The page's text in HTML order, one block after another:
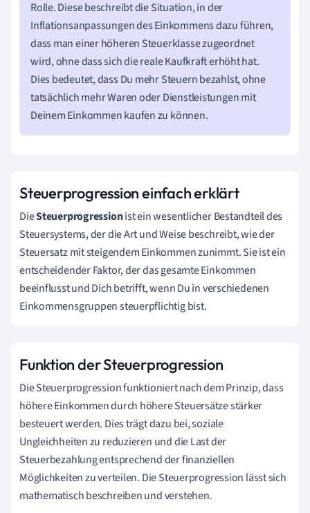
Rolle. Diese beschreibt die Situation, in der
Inflationsanpassungen des Einkommens dazu führen,
dass man einer höheren Steuerklasse zugeordnet
wird, ohne dass sich die reale Kaufkraft erhöht hat.
Dies bedeutet, dass Du mehr Steuern bezahlst, ohne
tatsächlich mehr Waren oder Dienstleistungen mit
Deinem Einkommen kaufen zu können.
Steuerprogression einfach erklärt
DieSteuerprogressionist ein wesentlicher Bestandteil des
Steuersystems, der die Art und Weise beschreibt, wie der
Steuersatz mit steigendem Einkommen zunimmt. Sie ist ein
entscheidender Faktor, der das gesamte Einkommen
beeinflusst und Dich betrifft, wenn Du in verschiedenen
Einkommensgruppen steuerpflichtig bist.
Funktion der Steuerprogression
Die Steuerprogression funktioniert nach dem Prinzip, dass
höhere Einkommen durch höhere Steuersätze stärker
besteuert werden. Dies trägt dazu bei, soziale
Ungleichheiten zu reduzieren und die Last der
Steuerbezahlung entsprechend der finanziellen
Möglichkeiten zu verteilen. Die Steuerprogression lässt sich
mathematisch beschreiben und verstehen.